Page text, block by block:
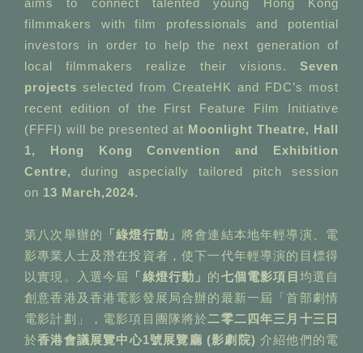
aims to connect talented young Hong Kong
filmmakers with film professionals and potential
investors in order to help the next generation of
local filmmakers realize their visions. Seven
projects selected from CreateHK and FDC’s most
recent edition of the First Feature Film Initiative
(FFFI) will be presented at Moonlight Theatre, Hall
1, Hong Kong Convention and Exhibition
Centre, during aspecially tailored pitch session
on 13 March,2024.
第八次舉辦的 「綠燈行動」 將會連結本地年輕導演、電
影專業人士及潛在投資者，使下一代年輕導演的目標得
以實現。入選今屆
「綠燈行動」 的七個電影項目 均選自
創意香港及香港電影發展局合辦的最新一屆「首部劇情
電影計劃」，電影項目團隊將於二零二四年三月十三日
於香港會議展覽中心1號展覽廳 (影劇院)介紹他們的電